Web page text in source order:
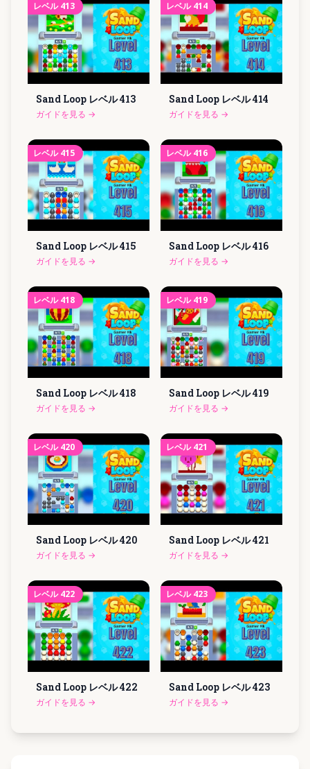
レベル 413
Sand Loop レベル413
ガイドを見る →
レベル 414
Sand Loop レベル414
ガイドを見る →
レベル 415
Sand Loop レベル415
ガイドを見る →
レベル 416
Sand Loop レベル416
ガイドを見る →
レベル 418
Sand Loop レベル418
ガイドを見る →
レベル 419
Sand Loop レベル419
ガイドを見る →
レベル 420
Sand Loop レベル420
ガイドを見る →
レベル 421
Sand Loop レベル421
ガイドを見る →
レベル 422
Sand Loop レベル422
ガイドを見る →
レベル 423
Sand Loop レベル423
ガイドを見る →